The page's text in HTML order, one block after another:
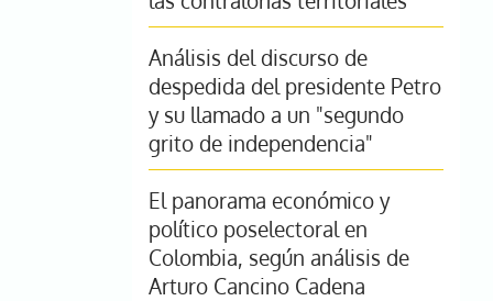
Análisis del discurso de
despedida del presidente Petro
y su llamado a un "segundo
grito de independencia"
El panorama económico y
político poselectoral en
Colombia, según análisis de
Arturo Cancino Cadena